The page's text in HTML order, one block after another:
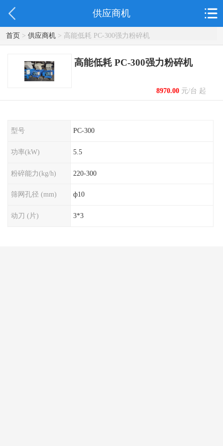
供应商机
首页> 供应商机> 高能低耗 PC-300强力粉碎机
高能低耗 PC-300强力粉碎机
8970.00元/台 起
型号 PC-300
功率(kW) 5.5
粉碎能力(kg/h) 220-300
筛网孔径 (mm) ф10
动刀 (片) 3*3